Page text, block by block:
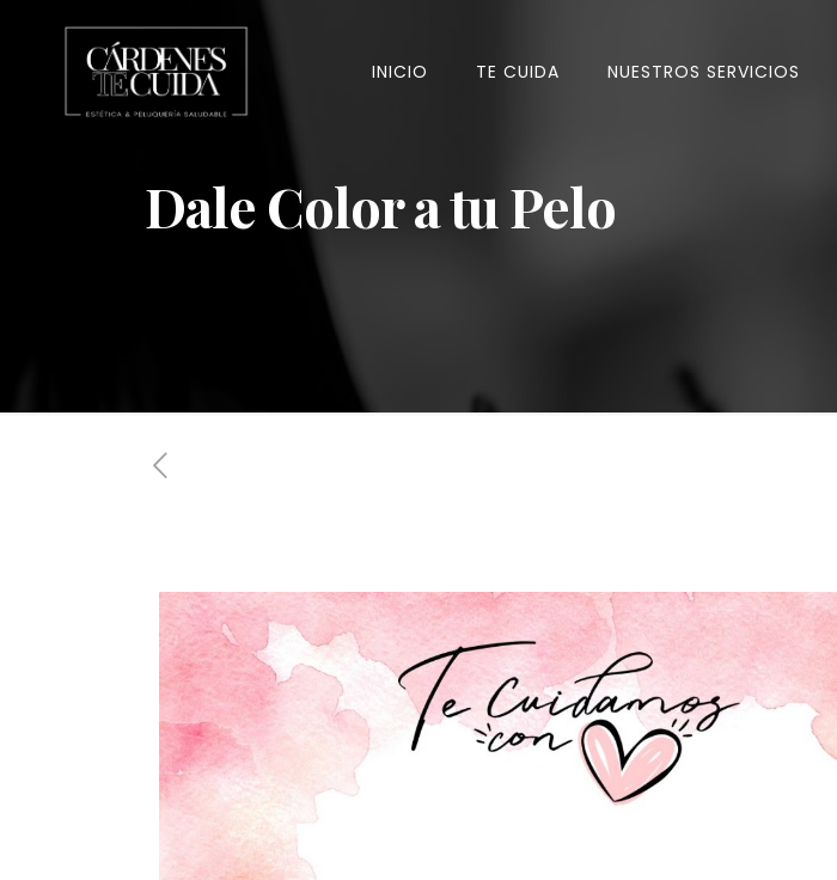
INICIO TE CUIDA NUESTROS SERVICIOS
Dale Color a tu Pelo